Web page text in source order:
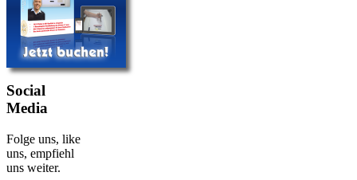
Social
Media
Folge uns, like
uns, empfiehl
uns weiter.